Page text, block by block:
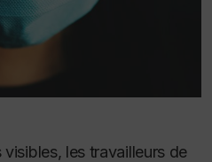
les travailleurs de